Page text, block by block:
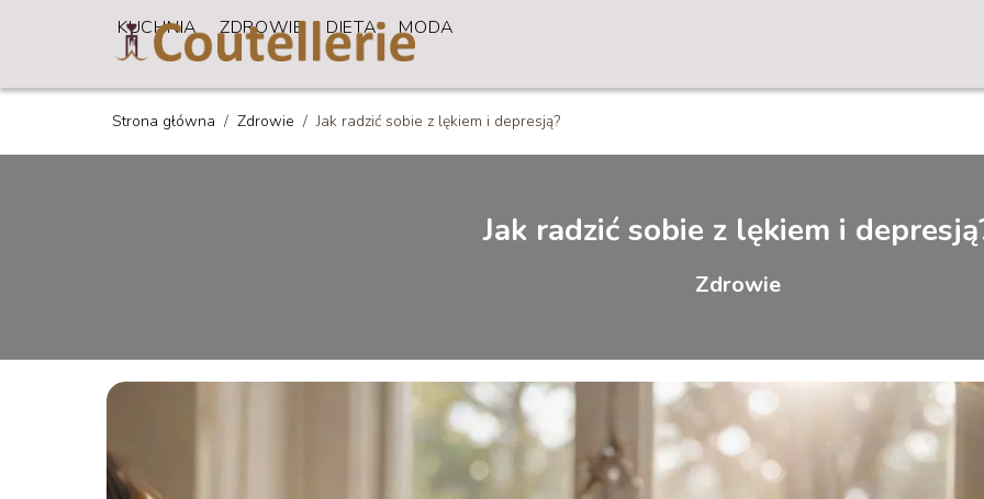
KUCHNIA ZDROWIE DIETA MODA
Strona główna / Zdrowie /Jak radzić sobie z lękiem i depresją?
Jak radzić sobie z lękiem i
Zdrowie